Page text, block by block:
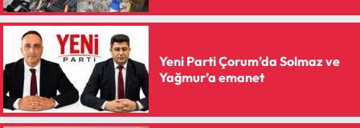
Yeni Parti Çorum’da Solmaz ve
Yağmur’a emanet